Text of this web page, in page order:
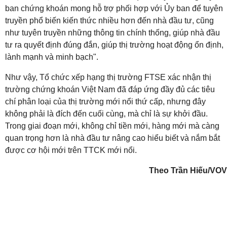
ban chứng khoán mong hỗ trợ phối hợp với Ủy ban để tuyên
truyền phổ biến kiến thức nhiều hơn đến nhà đầu tư, cũng
như tuyên truyền những thông tin chính thống, giúp nhà đầu
tư ra quyết định đúng đắn, giúp thị trường hoạt động ổn định,
lành mạnh và minh bạch".
Như vậy, Tổ chức xếp hạng thị trường FTSE xác nhận thị
trường chứng khoán Việt Nam đã đáp ứng đầy đủ các tiêu
chí phân loại của thị trường mới nổi thứ cấp, nhưng đây
không phải là đích đến cuối cùng, mà chỉ là sự khởi đầu.
Trong giai đoạn mới, không chỉ tiền mới, hàng mới mà càng
quan trọng hơn là nhà đầu tư nâng cao hiểu biết và nắm bắt
được cơ hội mới trên TTCK mới nổi.
Theo Trần Hiếu/VOV